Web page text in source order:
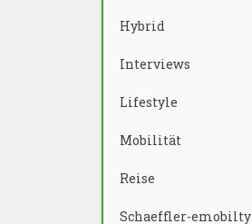
Hybrid
Interviews
Lifestyle
Mobilität
Reise
Schaeffler-emobilty